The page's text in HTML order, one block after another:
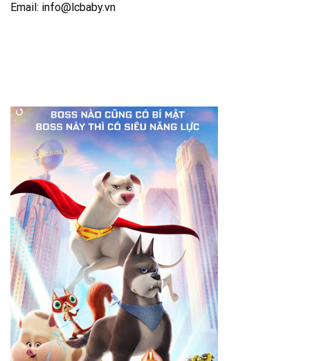
Email: info@lcbaby.vn